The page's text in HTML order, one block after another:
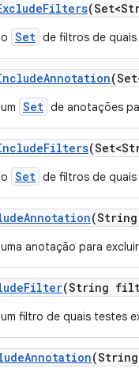
Filters
Set de filtros de
Annotation
Set de anotações
Filters
Set de filtros de
Annotation
anotação para
Filter(String
filtro de quais testes
Annotation